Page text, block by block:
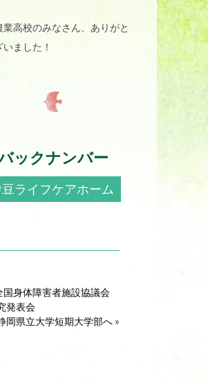
業高校のみなさん、ありがと
いました！
ックナンバー
ライフケアホーム
国身体障害者施設協議会
発表会
岡県立大学短期大学部へ »